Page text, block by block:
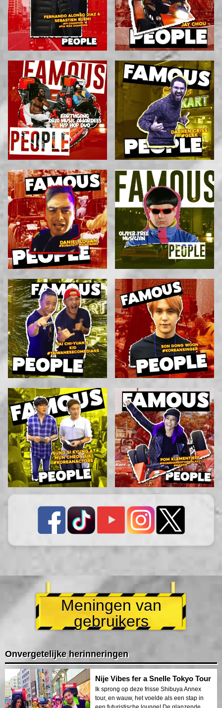
Meningen van
gebruikers
Onvergetelijke herinneringen
Nije Vibes fer a Snelle Tokyo Tour
Ik sprong op deze frisse Shibuya Annex
tour, en wauw, het voelde als een stap in